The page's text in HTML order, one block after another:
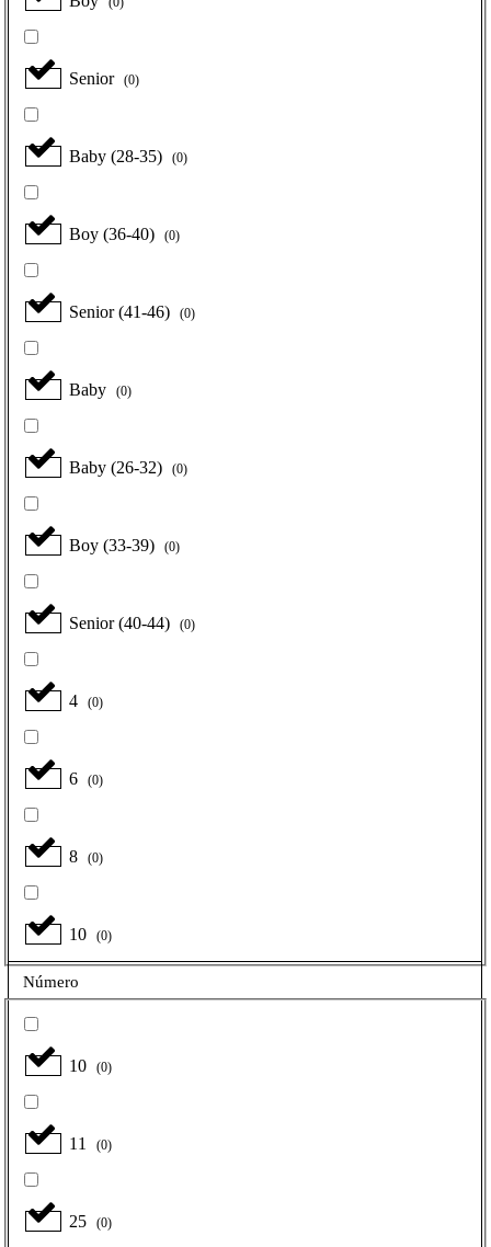
Senior (0)
Baby (28-35) (0)
Boy (36-40) (0)
Senior (41-46) (0)
Baby (0)
Baby (26-32) (0)
Boy (33-39) (0)
Senior (40-44) (0)
4 (0)
6 (0)
8 (0)
10 (0)
Número
10 (0)
11 (0)
25 (0)